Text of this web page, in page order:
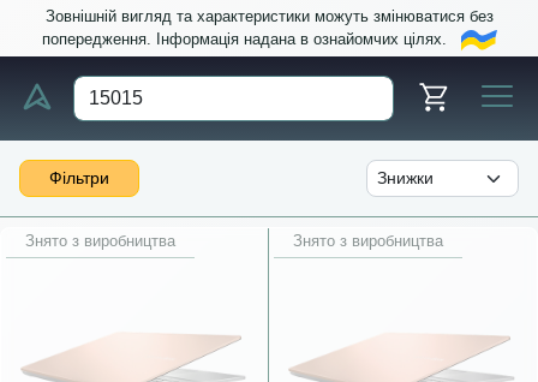
Зовнішній вигляд та характеристики можуть змінюватися без
попередження. Інформація надана в ознайомчих цілях.
Фільтри
Знято з виробництва Знято з виробництва